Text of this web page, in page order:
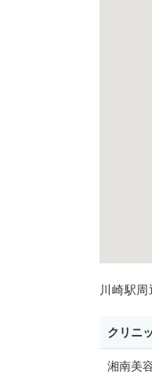
川崎駅
クリニ
湘南美